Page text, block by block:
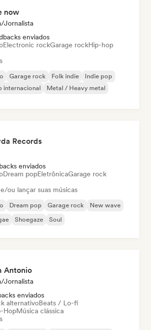
now
Jornalista
enviados
Electronic rockGarage rockHip-hop
Garage rock Folk indie
Indie pop
internacional
Metal / Heavy metal
Records
enviados
Dream popEletrônicaGarage rock
ou lançar suas músicas
Dream pop Garage rock
New wave
Shoegaze Soul
Antonio
Jornalista
enviados
alternativoBeats / Lo-fi
HopMúsica clássica